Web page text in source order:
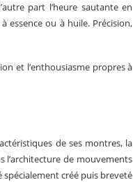
part l’heure sautante en
essence ou à huile. Précision,
et l’enthousiasme propres à
de ses montres, la
l’architecture de mouvements
créé puis breveté